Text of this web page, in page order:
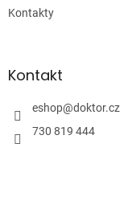
Kontakty
Kontakt
eshop@doktor.cz
730 819 444